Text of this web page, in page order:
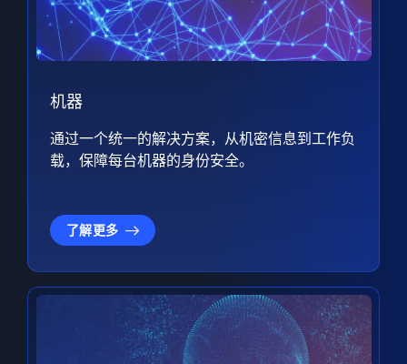
机器
通过一个统一的解决方案，从机密信息到工作负
载，保障每台机器的身份安全。
了解更多